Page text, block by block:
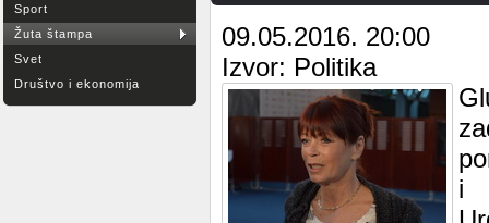
Sport
Žuta štampa
Svet
Društvo i ekonomija
09.05.2016. 20:00
Izvor: Politika
i